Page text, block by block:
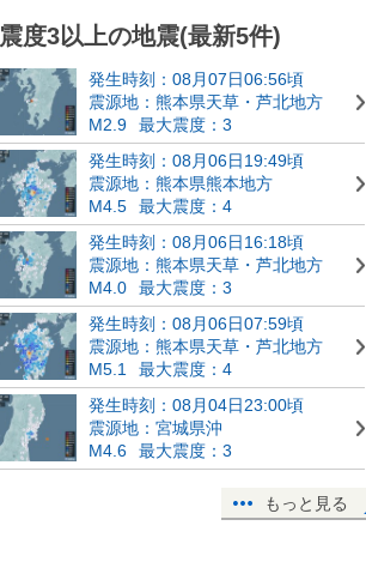
震度3以上の地震(最新5件)
発生時刻：08月07日06:56頃
震源地：熊本県天草・芦北地方
M2.9
最大震度：3
発生時刻：08月06日19:49頃
震源地：熊本県熊本地方
M4.5
最大震度：4
発生時刻：08月06日16:18頃
震源地：熊本県天草・芦北地方
M4.0
最大震度：3
発生時刻：08月06日07:59頃
震源地：熊本県天草・芦北地方
M5.1
最大震度：4
発生時刻：08月04日23:00頃
震源地：宮城県沖
M4.6
最大震度：3
もっと見る